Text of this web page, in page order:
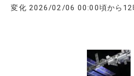
変化 2026/02/06 00:00頃から12